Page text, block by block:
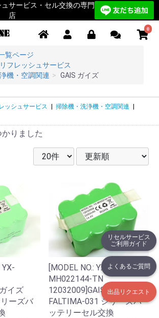
リセルサービス
ご利用ガイド
よくあるご質問
出品リクエスト
サービス・セル交換の専門
店
0
覧ページ
フレッシュサービス
機・空調関連
GAIS ガイズ
ッシュサービス 掃除機・洗浄機・空調関連
りました
イズ
ーズバ
[MODEL NO.: YX-
MH022144-TN
12032009]GAIS ガイズ
FALTIMA-031 シリーズバ
ッテリーセル交換